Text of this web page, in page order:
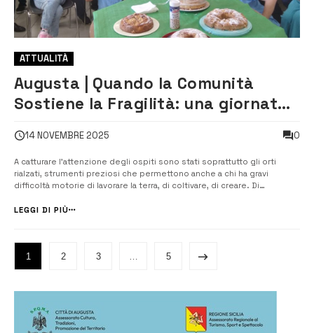
ATTUALITÀ
Augusta | Quando la Comunità
Sostiene la Fragilità: una giornata
14 NOVEMBRE 2025 0
A catturare l’attenzione degli ospiti sono stati soprattutto gli orti
rialzati, strumenti preziosi che permettono anche a chi ha gravi
difficoltà motorie di lavorare la terra, di coltivare, di creare. Di
Literlite non è stata di circostanza. È stata la conferma che quando il
LEGGI DI PIÙ
1 2 3 … 5